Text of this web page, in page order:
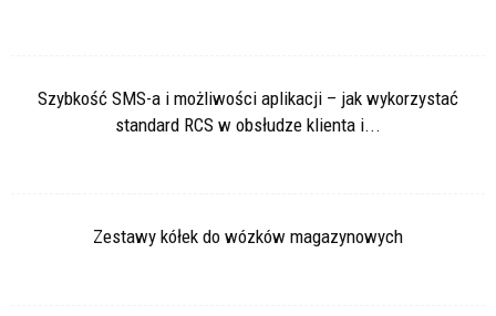
Szybkość SMS-a i możliwości aplikacji – jak wykorzystać
standard RCS w obsłudze klienta i...
Zestawy kółek do wózków magazynowych